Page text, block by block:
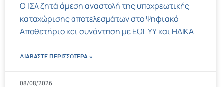
Ο ΙΣΑ ζητά άμεση αναστολή της υποχρεωτικής
καταχώρισης αποτελεσμάτων στο Ψηφιακό
Αποθετήριο και συνάντηση με ΕΟΠΥΥ και ΗΔΙΚΑ
ΔΙΑΒΑΣΤΕ ΠΕΡΙΣΣΌΤΕΡΑ »
08/08/2026